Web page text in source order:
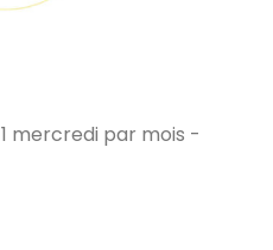
mercredi par mois -